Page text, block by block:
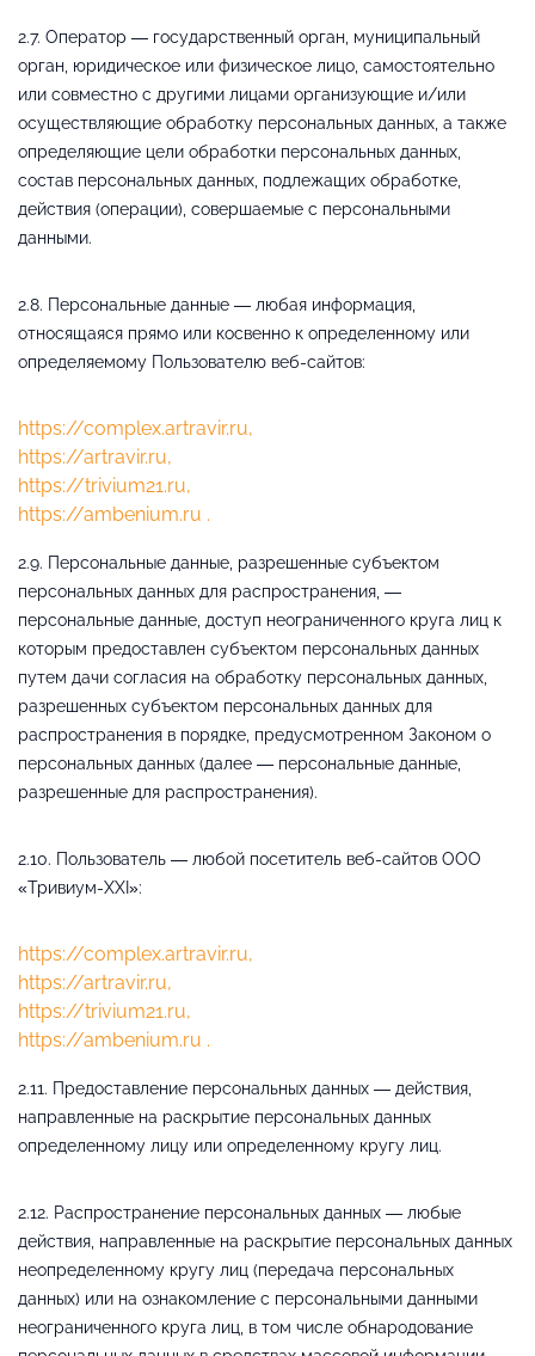
2.7. Оператор — государственный орган, муниципальный
орган, юридическое или физическое лицо, самостоятельно
или совместно с другими лицами организующие и/или
осуществляющие обработку персональных данных, а также
определяющие цели обработки персональных данных,
состав персональных данных, подлежащих обработке,
действия (операции), совершаемые с персональными
данными.
2.8. Персональные данные — любая информация,
относящаяся прямо или косвенно к определенному или
определяемому Пользователю веб-сайтов:
https://complex.artravir.ru,
https://artravir.ru,
https://trivium21.ru,
https://ambenium.ru .
2.9. Персональные данные, разрешенные субъектом
персональных данных для распространения, —
персональные данные, доступ неограниченного круга лиц к
которым предоставлен субъектом персональных данных
путем дачи согласия на обработку персональных данных,
разрешенных субъектом персональных данных для
распространения в порядке, предусмотренном Законом о
персональных данных (далее — персональные данные,
разрешенные для распространения).
2.10. Пользователь — любой посетитель веб-сайтов ООО
«Тривиум-XXI»:
https://complex.artravir.ru,
https://artravir.ru,
https://trivium21.ru,
https://ambenium.ru .
2.11. Предоставление персональных данных — действия,
направленные на раскрытие персональных данных
определенному лицу или определенному кругу лиц.
2.12. Распространение персональных данных — любые
действия, направленные на раскрытие персональных данных
неопределенному кругу лиц (передача персональных
данных) или на ознакомление с персональными данными
неограниченного круга лиц, в том числе обнародование